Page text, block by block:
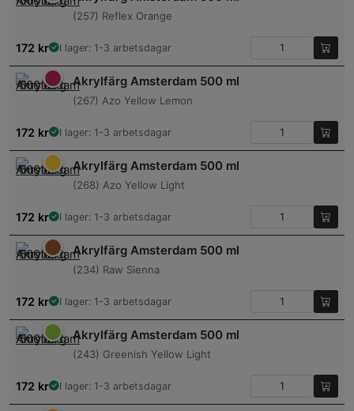
(257) Reflex Orange
172 kr I lager: 1-3 arbetsdagar
Akrylfärg Amsterdam 500 ml
(267) Azo Yellow Lemon
172 kr I lager: 1-3 arbetsdagar
Akrylfärg Amsterdam 500 ml
(268) Azo Yellow Light
172 kr I lager: 1-3 arbetsdagar
Akrylfärg Amsterdam 500 ml
(234) Raw Sienna
172 kr I lager: 1-3 arbetsdagar
Akrylfärg Amsterdam 500 ml
(243) Greenish Yellow Light
172 kr I lager: 1-3 arbetsdagar